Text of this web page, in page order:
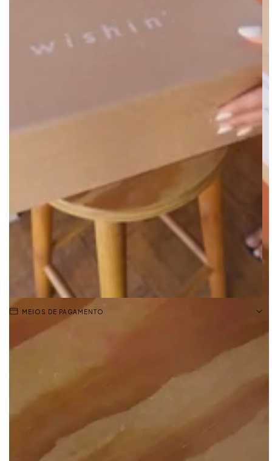
MEIOS DE PAGAMENTO
A modelagem loafer é uma das alternativas quando a gente busca por
um par de sapatos confortáveis e com um toque especial de estilo.
Com design clássico para complementar qualquer look.
Forma padrão:aconselhamos escolher o seu número habitual.
Material Interno: Tecido sintético
Material Externo: Couro
Solado: Emborrachado